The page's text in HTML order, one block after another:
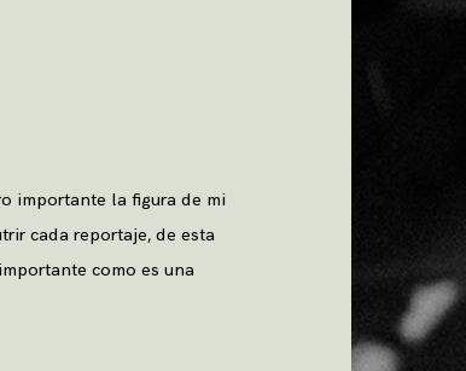
importante la figura de mi
cada reportaje, de esta
como es una